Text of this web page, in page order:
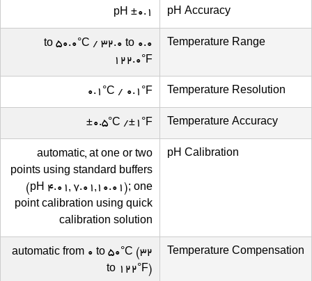
pH Accuracy
±0.1 pH
Temperature Range
0.0 to 50.0°C / 32.0 to
122.0°F
Temperature Resolution
0.1°C / 0.1°F
Temperature Accuracy
±0.5°C /±1°F
pH Calibration
automatic, at one or two
points using standard buffers
(pH 4.01, 7.01,10.01); one
point calibration using quick
calibration solution
Temperature Compensation
automatic from 0 to 50°C (32
to 122°F)